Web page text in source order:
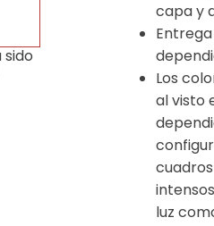
capa y
Los
al visto
luz